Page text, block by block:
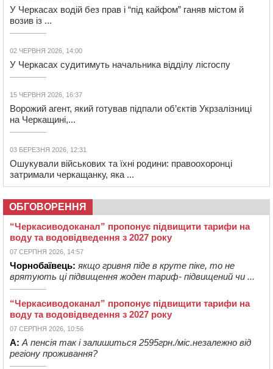
У Черкасах водій без прав і “під кайфом” ганяв містом й
возив із ...
02 ЧЕРВНЯ 2026, 14:00
У Черкасах судитимуть начальника відділу лісгоспу
15 ЧЕРВНЯ 2026, 16:37
Ворожий агент, який готував підпали об’єктів Укрзалізниці
на Черкащині,...
03 БЕРЕЗНЯ 2026, 12:31
Ошукували військових та їхні родини: правоохоронці
затримали черкащанку, яка ...
ОБГОВОРЕННЯ
“Черкасиводоканал” пропонує підвищити тарифи на
воду та водовідведення з 2027 року
07 СЕРПНЯ 2026, 14:57
Чорнобаївець: якщо гривня піде в круте піке, то не
врятують ці підвищення жоден тариф- підвищений чи ...
“Черкасиводоканал” пропонує підвищити тарифи на
воду та водовідведення з 2027 року
07 СЕРПНЯ 2026, 10:56
А: А пенсія так і залишиться 2595грн./міс.незалежно від
регіону проживання?